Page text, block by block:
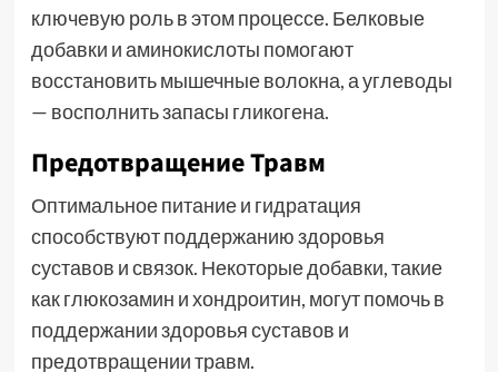
ключевую роль в этом процессе. Белковые
добавки и аминокислоты помогают
восстановить мышечные волокна, а углеводы
— восполнить запасы гликогена.
Предотвращение Травм
Оптимальное питание и гидратация
способствуют поддержанию здоровья
суставов и связок. Некоторые добавки, такие
как глюкозамин и хондроитин, могут помочь в
поддержании здоровья суставов и
предотвращении травм.